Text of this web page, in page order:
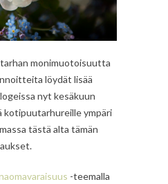
monimuotoisuutta
löydät lisää
nyt kesäkuun
kotipuutarhureille ympäri
tästä alta tämän
-teemalla